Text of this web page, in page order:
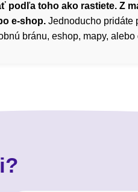
podľa toho ako rastiete. Z
e-shop. Jednoducho pridáte
bránu, eshop, mapy,